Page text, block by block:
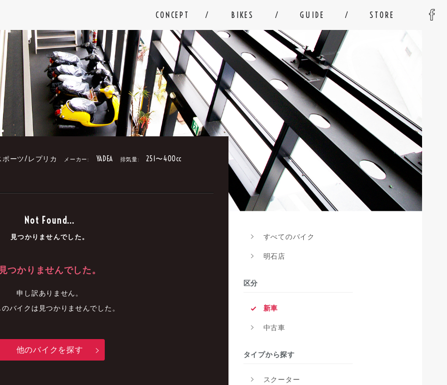
CONCEPT BIKES GUIDE STORE
ポーツ/レプリカ メーカー: YADEA 排気量: 251〜400cc
Not Found...
見つかりませんでした。
見つかりませんでした。
申し訳ありません。
バイクは見つかりませんでした。
他のバイクを探す
すべてのバイク
明石店
区分
新車
中古車
タイプから探す
スクーター
中古車